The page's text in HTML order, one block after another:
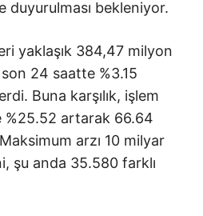
duyurulması bekleniyor.
yaklaşık 384,47 milyon
24 saatte %3.15
Buna karşılık, işlem
%25.52 artarak 66.64
arzı 10 milyar
şu anda 35.580 farklı